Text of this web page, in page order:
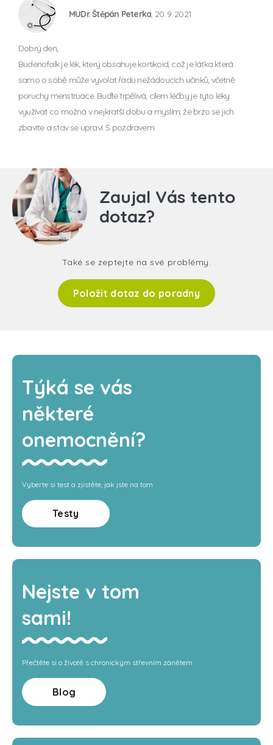
MUDr. Štěpán Peterka, 20. 9. 2021
Dobrý den,
Budenofalk je lék, který obsahuje kortikoid, což je látka která
samo o sobě může vyvolat řadu nežádoucích učinků, včetně
poruchy menstruace. Buďte trpělivá, cílem léčby je tyto léky
využívat co možná v nejkratší dobu a myslím, že brzo se jich
zbavíte a stav se upraví. S pozdravem
Zaujal Vás tento
dotaz?
Také se zeptejte na své problémy.
Položit dotaz do poradny
Týká se vás
některé
onemocnění?
Vyberte si test a zjistěte, jak jste na tom
Testy
Nejste v tom
sami!
Přečtěte si o životě s chronickým střevním zánětem
Blog